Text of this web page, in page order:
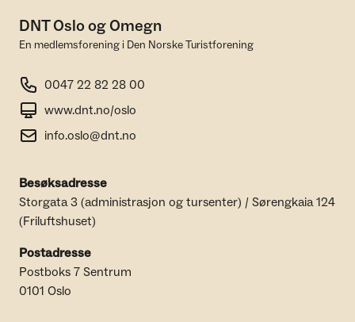
DNT Oslo og Omegn
En medlemsforening i Den Norske Turistforening
0047 22 82 28 00
www.dnt.no/oslo
info.oslo@dnt.no
Besøksadresse
Storgata 3 (administrasjon og tursenter) / Sørengkaia 124
(Friluftshuset)
Postadresse
Postboks 7 Sentrum
0101 Oslo